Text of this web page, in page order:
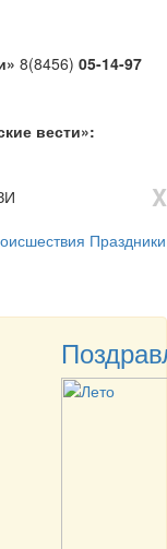
8(8456) 05-14-97
вести»:
X
Праздники